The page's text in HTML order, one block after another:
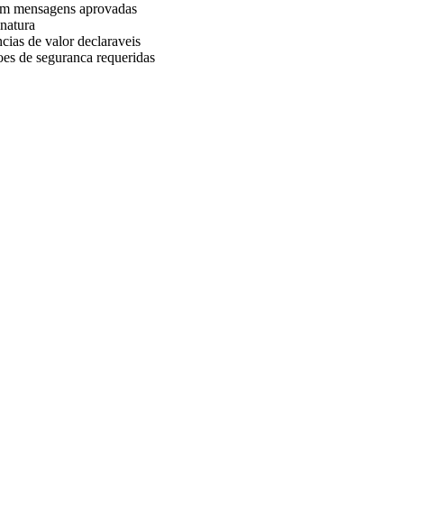
mensagens aprovadas
de valor declaraveis
de seguranca requeridas